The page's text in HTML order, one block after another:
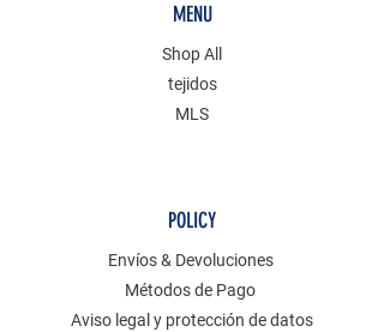
MENU
Shop All
tejidos
MLS
POLICY
Envíos & Devoluciones
Métodos de Pago
Aviso legal y protección de datos